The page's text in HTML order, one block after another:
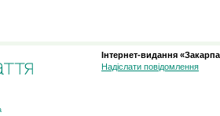
Інтернет-видання
Надіслати повідомлення